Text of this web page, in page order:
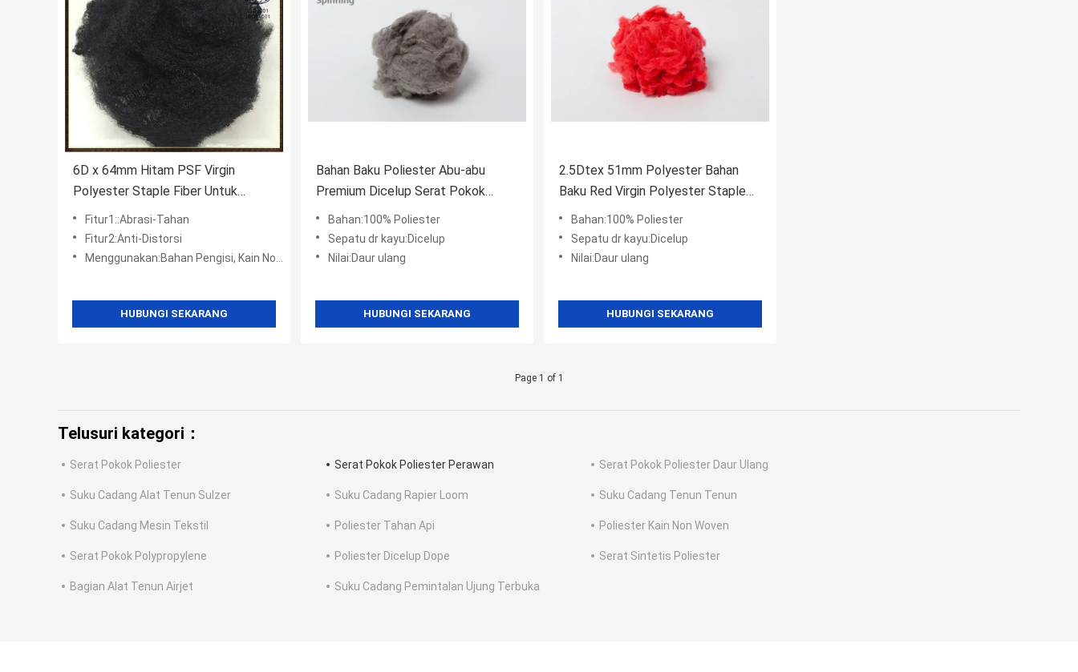
6D x 64mm Hitam PSF Virgin
Polyester Staple Fiber Untuk
Geotekstil
Fitur1::Abrasi-Tahan
Fitur2:Anti-Distorsi
Menggunakan:Bahan Pengisi, Kain Non-Anyaman, Pemintalan, Beton
HUBUNGI SEKARANG
Bahan Baku Poliester Abu-abu
Premium Dicelup Serat Pokok
Poliester Daur Ulang ISO9001
Bahan:100% Poliester
Sepatu dr kayu:Dicelup
Nilai:Daur ulang
HUBUNGI SEKARANG
2.5Dtex 51mm Polyester Bahan
Baku Red Virgin Polyester Staple
Fiber ISO9001
Bahan:100% Poliester
Sepatu dr kayu:Dicelup
Nilai:Daur ulang
HUBUNGI SEKARANG
Page 1 of 1
Telusuri kategori：
Serat Pokok Poliester Serat Pokok Poliester Perawan Serat Pokok Poliester Daur Ulang
Suku Cadang Alat Tenun Sulzer Suku Cadang Rapier Loom Suku Cadang Tenun Tenun
Suku Cadang Mesin Tekstil Poliester Tahan Api Poliester Kain Non Woven
Serat Pokok Polypropylene Poliester Dicelup Dope Serat Sintetis Poliester
Bagian Alat Tenun Airjet Suku Cadang Pemintalan Ujung Terbuka